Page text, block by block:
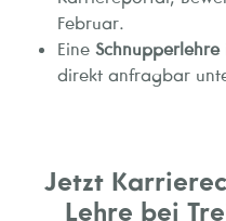
Februar.
Eine Schnupperlehre
direkt anfragbar
Jetzt
Lehre bei